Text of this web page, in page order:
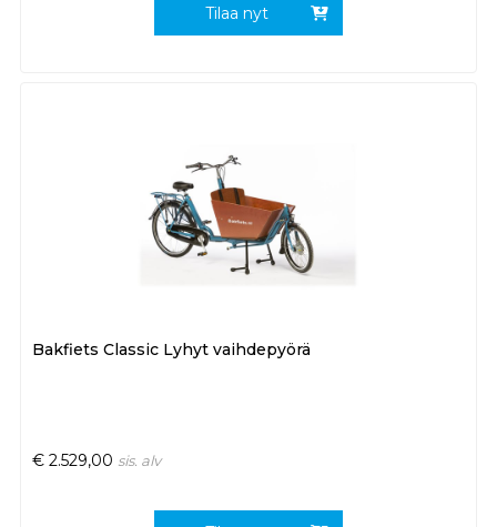
Tilaa nyt
Bakfiets Classic Lyhyt vaihdepyörä
€ 2.529,00 sis. alv